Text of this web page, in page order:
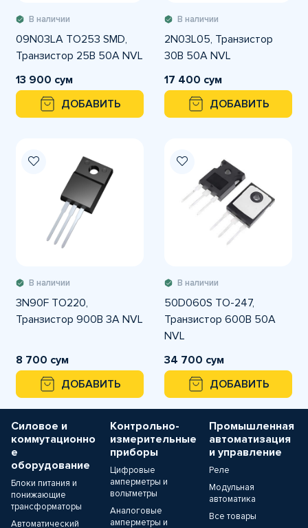
В наличии
09N03LA TO253 SMD,
Транзистор 25В 50А NVL
13 900 сум
ДОБАВИТЬ
В наличии
2N03L05, Транзистор
30В 50А NVL
17 400 сум
ДОБАВИТЬ
В наличии
3N90F TO220,
Транзистор 900В 3А NVL
8 700 сум
ДОБАВИТЬ
В наличии
50D060S TO-247,
Транзистор 600В 50А
NVL
34 700 сум
ДОБАВИТЬ
Силовое и
коммутационно
е
оборудование
Блоки питания и
понижающие
трансформаторы
Автоматический
Контрольно-
измерительные
приборы
Цифровые
амперметры и
вольтметры
Аналоговые
амперметры и
Промышленная
автоматизация
и управление
Реле
Модульная
автоматика
Все товары